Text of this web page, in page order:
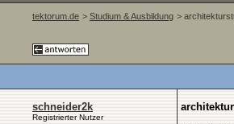
tektorum.de > Studium & Ausbildung >
schneider2k
Registrierter Nutzer